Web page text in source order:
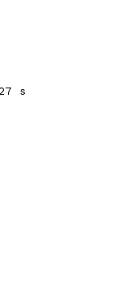
s